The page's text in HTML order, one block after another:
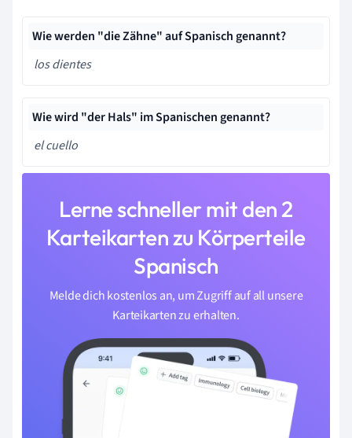
Wie werden "die Zähne" auf Spanisch genannt?
los dientes
Wie wird "der Hals" im Spanischen genannt?
el cuello
Lerne schneller mit den 2
Karteikarten zu Körperteile
Spanisch
Melde dich kostenlos an, um Zugriff auf all unsere
Karteikarten zu erhalten.